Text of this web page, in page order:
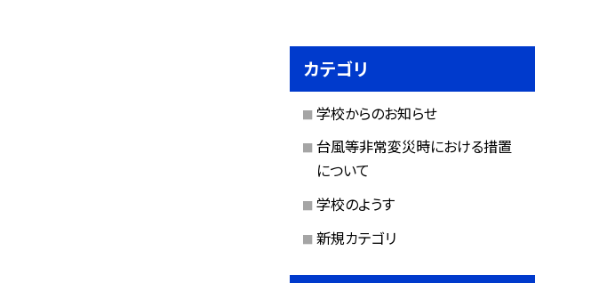
カテゴリ
学校からのお知らせ
台風等非常変災時における措置
について
学校のようす
新規カテゴリ